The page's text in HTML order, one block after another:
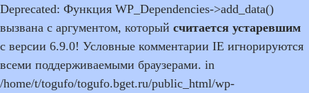
Deprecated: Функция WP_Dependencies->add_data()
вызвана с аргументом, который считается устаревшим
с версии 6.9.0! Условные комментарии IE игнорируются
всеми поддерживаемыми браузерами. in
/home/t/togufo/togufo.bget.ru/public_html/wp-